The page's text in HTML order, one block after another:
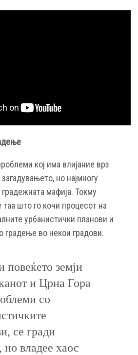
кој има влијание врз
но најмногу
градежната мафија. Токму
таа што го кочи процесот на
урбанистички планови и
градење во некои градови.
повеќето земји
и Црна Гора
со
се гради
но владее хаос